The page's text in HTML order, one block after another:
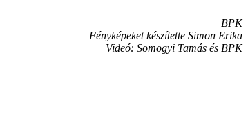
BPK
Fényképeket készítette Simon Erika
Videó: Somogyi Tamás és BPK